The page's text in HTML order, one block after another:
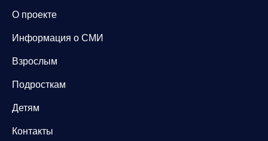
О проекте
Информация о СМИ
Взрослым
Подросткам
Детям
Контакты